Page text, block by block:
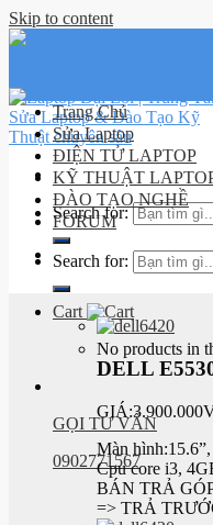
Skip to content
Search for:
Lịch sử
Cart
No products in
GỌI TƯ VẤN
0902771567
Trang Chủ
Sửa Laptop
ĐIỆN TỬ LAPTOP
KỸ THUẬT
ĐÀO TẠO NGHỀ
FORUM
Search for:
DELL
Màn
Cpu core i3,
BÁN TRẢ
=> TRẢ